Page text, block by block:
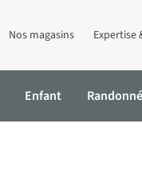
Nos magasins Expertise
Enfant